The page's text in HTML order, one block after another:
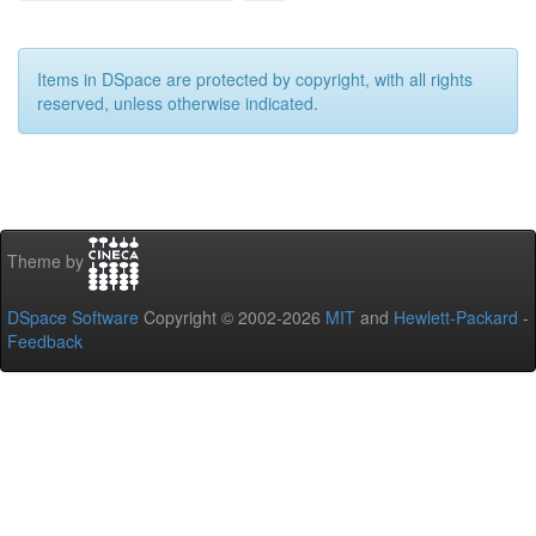
Items in DSpace are protected by copyright, with all rights
reserved, unless otherwise indicated.
Theme by
DSpace Software Copyright © 2002-2026 MIT and Hewlett-Packard -
Feedback